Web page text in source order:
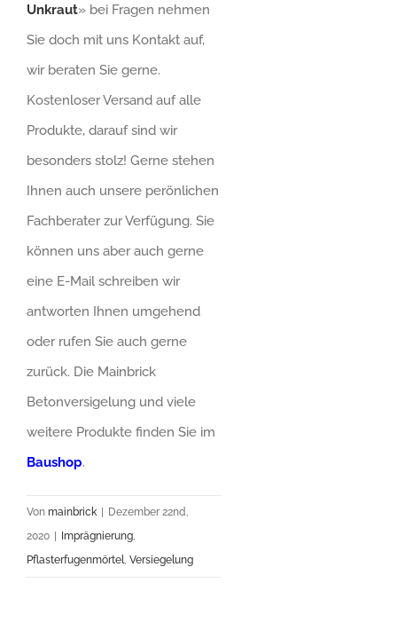
Unkraut» bei Fragen nehmen
Sie doch mit uns Kontakt auf,
wir beraten Sie gerne.
Kostenloser Versand auf alle
Produkte, darauf sind wir
besonders stolz! Gerne stehen
Ihnen auch unsere perönlichen
Fachberater zur Verfügung. Sie
können uns aber auch gerne
eine E-Mail schreiben wir
antworten Ihnen umgehend
oder rufen Sie auch gerne
zurück. Die Mainbrick
Betonversigelung und viele
weitere Produkte finden Sie im
Baushop.
Von mainbrick | Dezember 22nd,
2020 | Imprägnierung
Pflasterfugenmörtel
Versiegelung